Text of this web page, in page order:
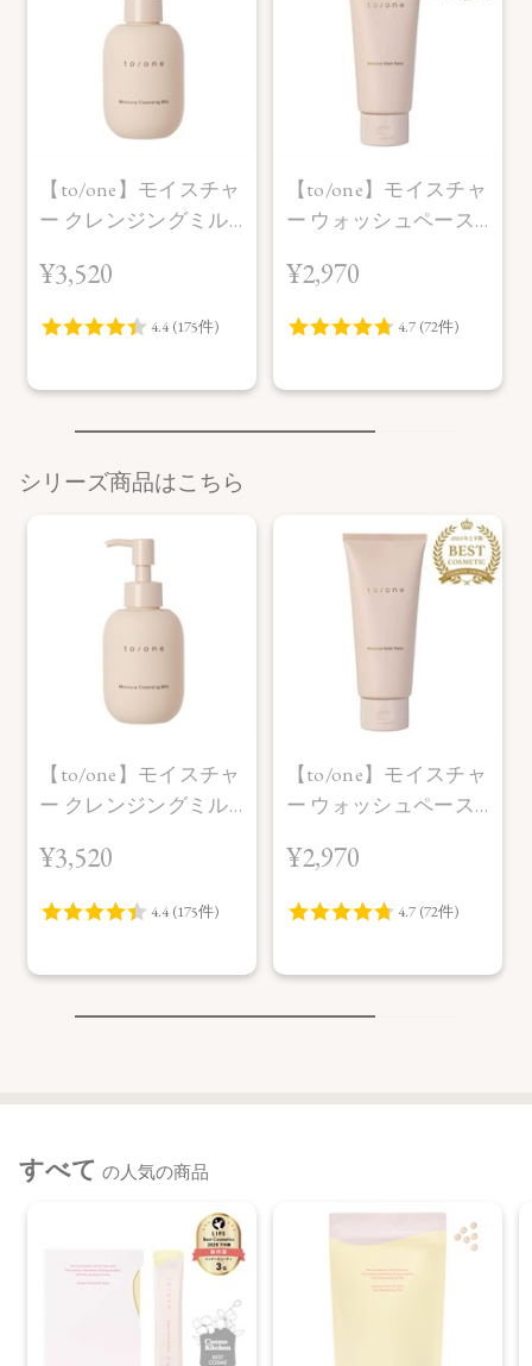
【to/one】モイスチャ
ー クレンジングミル
¥3,520
【to/one】モイスチャ
ー ウォッシュペース
¥2,970
シリーズ商品はこちら
【to/one】モイスチャ
ー クレンジングミル
¥3,520
【to/one】モイスチャ
ー ウォッシュペース
¥2,970
すべて の人気の商品